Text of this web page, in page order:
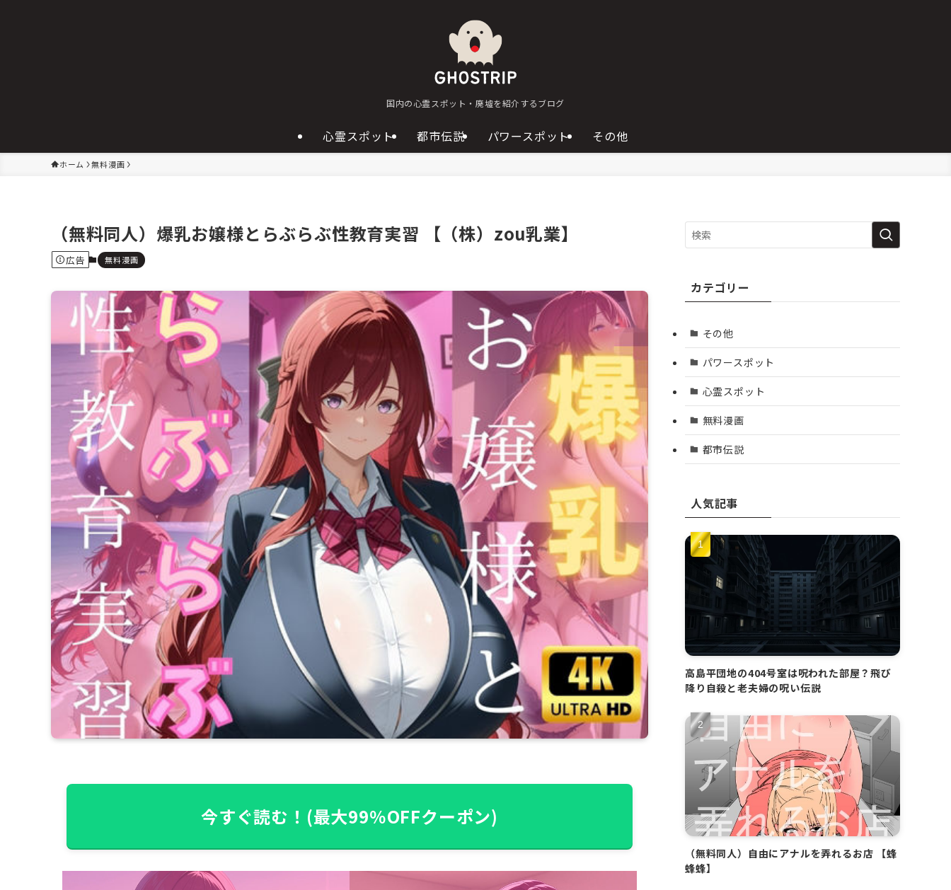
国内の心霊スポット・廃墟を紹介するブログ
心霊スポット 都市伝説 パワースポット その他
ホーム 無料漫画
（無料同人）爆乳お嬢様とらぶらぶ性教育実習 【（株）zou乳業】
広告 無料漫画
今すぐ読む！(最大99％OFFクーポン)
カテゴリー
その他
パワースポット
心霊スポット
無料漫画
都市伝説
人気記事
高島平団地の404号室は呪われた部屋？飛び
降り自殺と老夫婦の呪い伝説
（無料同人）自由にアナルを弄れるお店 【蜂
蜂蜂】